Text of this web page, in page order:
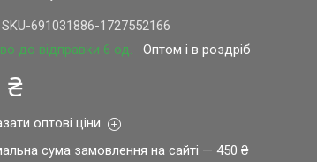
до відправки 6 од. Оптом і в роздріб
SKU-691031886-1727552166
₴
оптові ціни
сума замовлення на сайті — 450 ₴